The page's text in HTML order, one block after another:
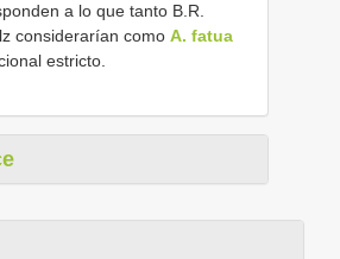
a lo que tanto B.R.
considerarían como A. fatua
estricto.